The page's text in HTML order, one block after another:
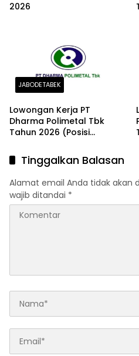
2026
JABODETABEK
Lowongan Kerja PT
Dharma Polimetal Tbk
Tahun 2026 (Posisi
Teknisi Line)
Tinggalkan Balasan
Alamat email Anda tidak akan
wajib ditandai *